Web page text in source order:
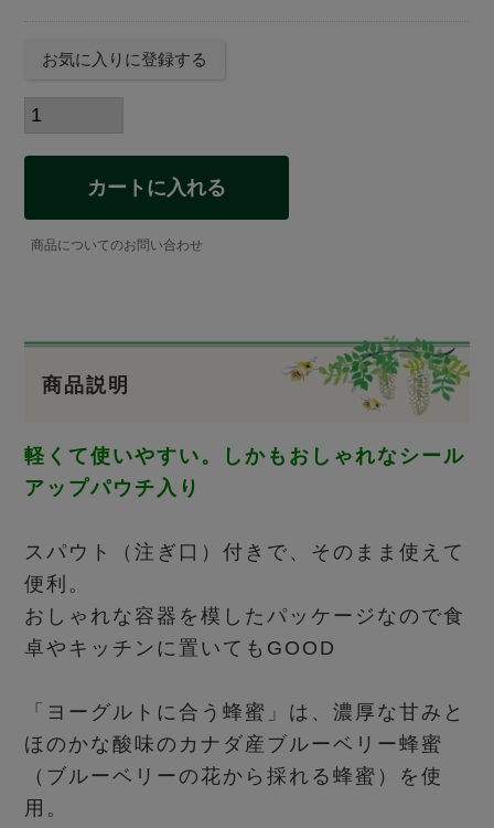
お気に入りに登録する
カートに入れる
商品についてのお問い合わせ
商品説明
軽くて使いやすい。しかもおしゃれなシール
アップパウチ入り
スパウト（注ぎ口）付きで、そのまま使えて
便利。
おしゃれな容器を模したパッケージなので食
卓やキッチンに置いてもGOOD
「ヨーグルトに合う蜂蜜」は、濃厚な甘みと
ほのかな酸味のカナダ産ブルーベリー蜂蜜
（ブルーベリーの花から採れる蜂蜜）を使
用。